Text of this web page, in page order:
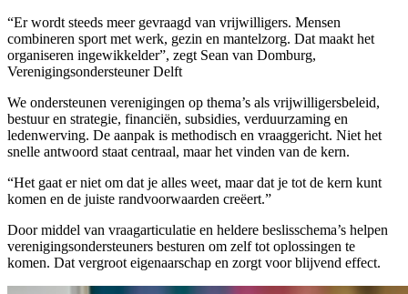
“Er wordt steeds meer gevraagd van vrijwilligers. Mensen
combineren sport met werk, gezin en mantelzorg. Dat maakt het
organiseren ingewikkelder”, zegt Sean van Domburg,
Verenigingsondersteuner Delft
We ondersteunen verenigingen op thema’s als vrijwilligersbeleid,
bestuur en strategie, financiën, subsidies, verduurzaming en
ledenwerving. De aanpak is methodisch en vraaggericht. Niet het
snelle antwoord staat centraal, maar het vinden van de kern.
“Het gaat er niet om dat je alles weet, maar dat je tot de kern kunt
komen en de juiste randvoorwaarden creëert.”
Door middel van vraagarticulatie en heldere beslisschema’s helpen
verenigingsondersteuners besturen om zelf tot oplossingen te
komen. Dat vergroot eigenaarschap en zorgt voor blijvend effect.